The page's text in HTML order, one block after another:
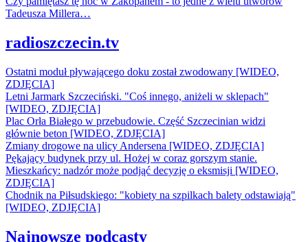
Tadeusza Millera…
radioszczecin.tv
Ostatni moduł pływającego doku został zwodowany [WIDEO,
ZDJĘCIA]
Letni Jarmark Szczeciński. "Coś innego, aniżeli w sklepach"
[WIDEO, ZDJĘCIA]
Plac Orła Białego w przebudowie. Część Szczecinian widzi
głównie beton [WIDEO, ZDJĘCIA]
Zmiany drogowe na ulicy Andersena [WIDEO, ZDJĘCIA]
Pękający budynek przy ul. Hożej w coraz gorszym stanie.
Mieszkańcy: nadzór może podjąć decyzję o eksmisji [WIDEO,
ZDJĘCIA]
Chodnik na Piłsudskiego: "kobiety na szpilkach balety odstawiają"
[WIDEO, ZDJĘCIA]
Najnowsze podcasty